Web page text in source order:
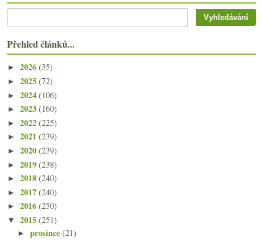
Přehled článků...
► 2026 (35)
► 2025 (72)
► 2024 (106)
► 2023 (160)
► 2022 (225)
► 2021 (239)
► 2020 (239)
► 2019 (238)
► 2018 (240)
► 2017 (240)
► 2016 (250)
▼ 2015 (251)
►prosince(21)